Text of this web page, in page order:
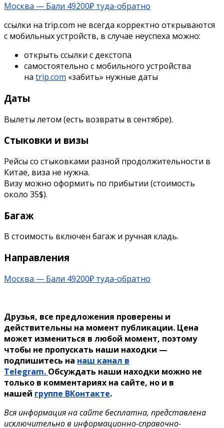
Москва — Бали 49200₽ туда-обратно
ссылки на trip.com не всегда корректно открываются
с мобильных устройств, в случае неуспеха можно:
открыть ссылки с декстопа
самостоятельно с мобильного устройства
на trip.com «забить» нужные даты
Даты
Вылеты летом (есть возвраты в сентябре).
Стыковки и визы
Рейсы со стыковками разной продолжительности в
Китае, виза не нужна.
Визу можно оформить по прибытии (стоимость
около 35$).
Багаж
В стоимость включен багаж и ручная кладь.
Направления
Москва — Бали 49200₽ туда-обратно
Друзья, все предложения проверены и
действительны на момент публикации. Цена
может измениться в любой момент, поэтому
чтобы не пропускать наши находки —
подпишитесь на наш канал в
Telegram. Обсуждать наши находки можно не
только в комментариях на сайте, но и в
нашей группе ВКонтакте.
Вся информация на сайте бесплатна, представлена
исключительно в информационно-справочно-